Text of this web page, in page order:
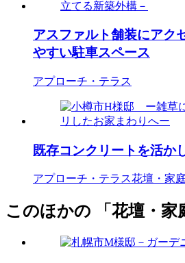
アスファルト舗装にアク
やすい駐車スペース
アプローチ・テラス
既存コンクリートを活か
アプローチ・テラス花壇・家
このほかの 「花壇・家